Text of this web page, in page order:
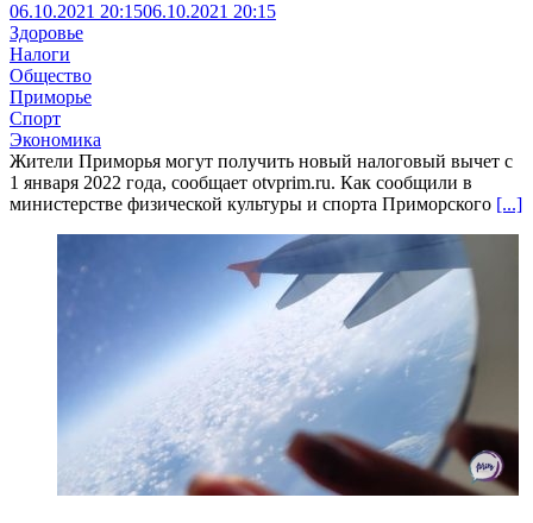
06.10.2021 20:1506.10.2021 20:15
Здоровье
Налоги
Общество
Приморье
Спорт
Экономика
Жители Приморья могут получить новый налоговый вычет с
1 января 2022 года, сообщает otvprim.ru. Как сообщили в
министерстве физической культуры и спорта Приморского [...]